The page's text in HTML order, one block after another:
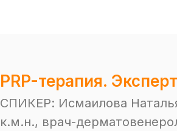
PRP-терапия.
СПИКЕР: Исмаилова
к.м.н., врач-